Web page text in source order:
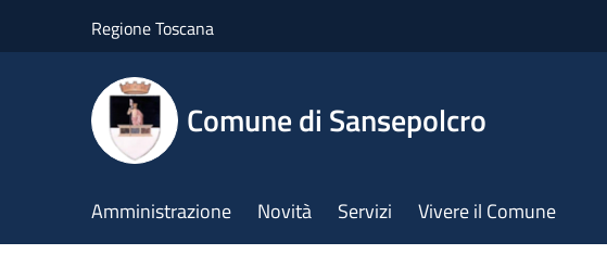
Regione Toscana
Comune di Sansepolcro
Amministrazione Novità Servizi Vivere il Comune